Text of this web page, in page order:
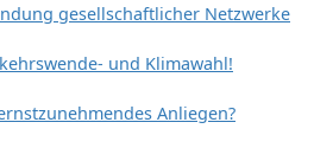
gesellschaftlicher Netzwerke
und Klimawahl!
Anliegen?